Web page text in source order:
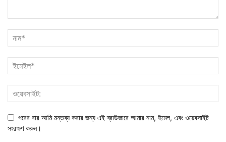
পরের বার আমি মন্তব্য করার জন্য এই ব্রাউজারে আমার নাম, ইমেল, এবং ওয়েবসাইট
সংরক্ষণ করুন।